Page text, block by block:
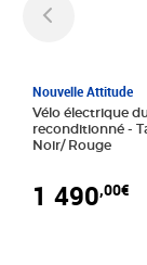
Nouvelle Attitude
Vélo électrique
reconditionné - Taille normale -
Noir/ Rouge
1 490,00€